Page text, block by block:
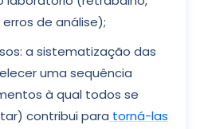
de análise);
a sistematização das
uma sequência
à qual todos se
contribui para torná-las